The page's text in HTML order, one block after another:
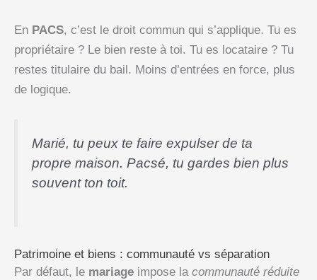
En PACS, c’est le droit commun qui s’applique. Tu es
propriétaire ? Le bien reste à toi. Tu es locataire ? Tu
restes titulaire du bail. Moins d’entrées en force, plus
de logique.
Marié, tu peux te faire expulser de ta
propre maison. Pacsé, tu gardes bien plus
souvent ton toit.
Patrimoine et biens : communauté vs séparation
Par défaut, le mariage impose la communauté réduite